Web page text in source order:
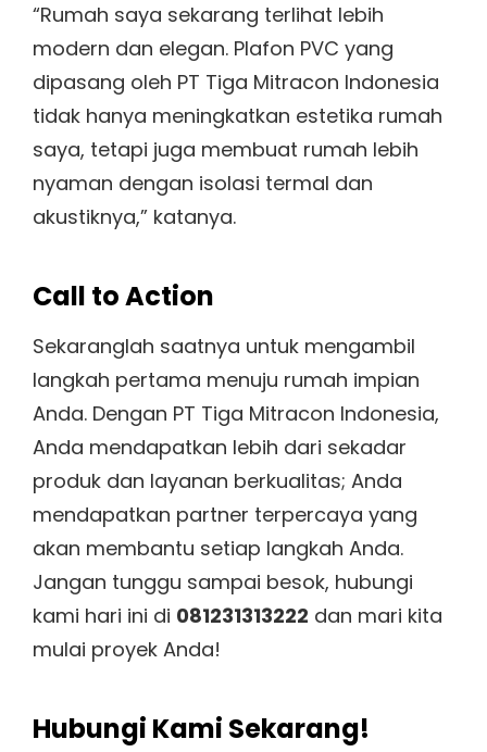
“Rumah saya sekarang terlihat lebih
modern dan elegan. Plafon PVC yang
dipasang oleh PT Tiga Mitracon Indonesia
tidak hanya meningkatkan estetika rumah
saya, tetapi juga membuat rumah lebih
nyaman dengan isolasi termal dan
akustiknya,” katanya.
Call to Action
Sekaranglah saatnya untuk mengambil
langkah pertama menuju rumah impian
Anda. Dengan PT Tiga Mitracon Indonesia,
Anda mendapatkan lebih dari sekadar
produk dan layanan berkualitas; Anda
mendapatkan partner terpercaya yang
akan membantu setiap langkah Anda.
Jangan tunggu sampai besok, hubungi
kami hari ini di 081231313222 dan mari kita
mulai proyek Anda!
Hubungi Kami Sekarang!